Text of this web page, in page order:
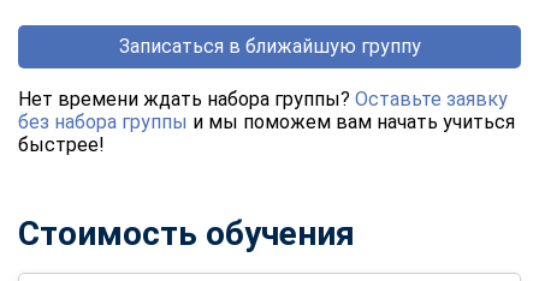
Записаться в ближайшую группу
Нет времени ждать набора группы? Оставьте заявку
без набора группы и мы поможем вам начать учиться
быстрее!
Стоимость обучения